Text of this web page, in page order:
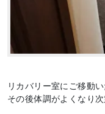
リカバリー室にご移動い
その後体調がよくなり